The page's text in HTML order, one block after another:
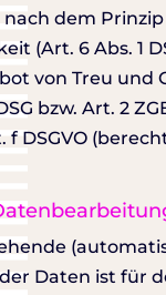
dem
(Art. 6 Abs. 1
von Treu und
bzw. Art. 2
f DSGVO
Daten ist für